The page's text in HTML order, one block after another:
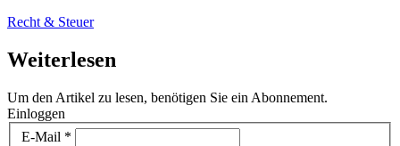
Recht & Steuer
Weiterlesen
Um den Artikel zu lesen, benötigen Sie ein Abonnement.
Einloggen
E-Mail *